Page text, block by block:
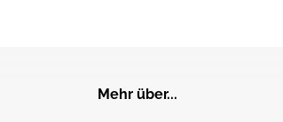
Mehr über...